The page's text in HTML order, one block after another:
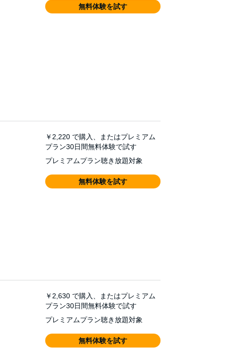
無料体験を試す
￥2,220 で購入、またはプレミアム
プラン30日間無料体験で試す
プレミアムプラン聴き放題対象
無料体験を試す
￥2,630 で購入、またはプレミアム
プラン30日間無料体験で試す
プレミアムプラン聴き放題対象
無料体験を試す